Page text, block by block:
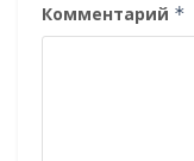
Комментарий *